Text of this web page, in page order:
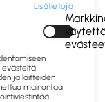
Lisätietoja
evästeitä
ja laitteiden
mainontaa